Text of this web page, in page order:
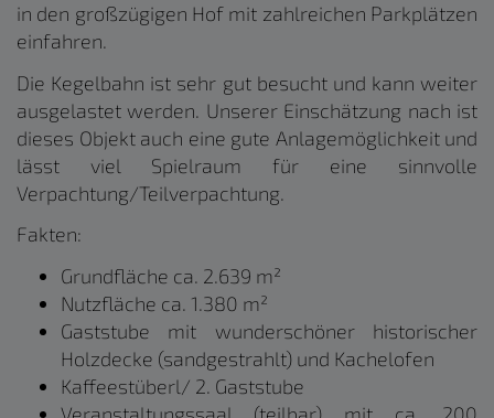
in den großzügigen Hof mit zahlreichen Parkplätzen
einfahren.
Die Kegelbahn ist sehr gut besucht und kann weiter
ausgelastet werden. Unserer Einschätzung nach ist
dieses Objekt auch eine gute Anlagemöglichkeit und
lässt viel Spielraum für eine sinnvolle
Verpachtung/Teilverpachtung.
Fakten:
Grundfläche ca. 2.639 m²
Nutzfläche ca. 1.380 m²
Gaststube mit wunderschöner historischer
Holzdecke (sandgestrahlt) und Kachelofen
Kaffeestüberl/ 2. Gaststube